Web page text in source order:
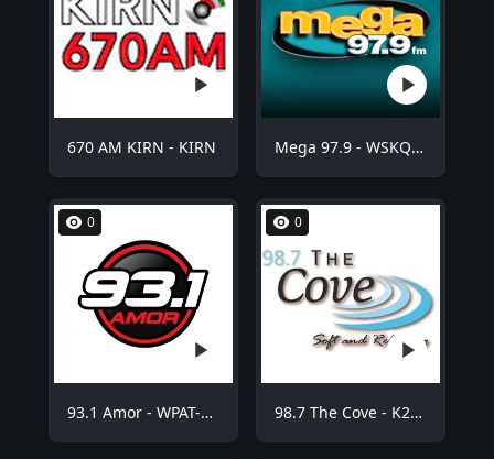
670 AM KIRN - KIRN Mega 97.9 - WSKQ-FM
0
93.1 Amor - WPAT-FM
0
98.7 The Cove - K254BE